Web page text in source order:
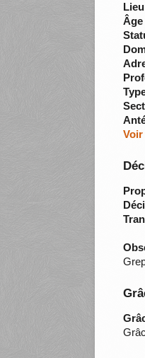
Âge
Voir